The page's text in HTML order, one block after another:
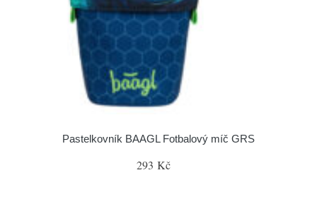
Pastelkovník BAAGL Fotbalový míč GRS
293 Kč